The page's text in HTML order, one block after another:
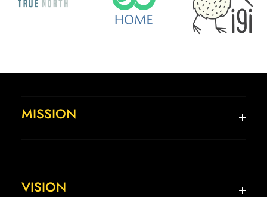
MISSION
VISION